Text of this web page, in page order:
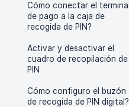
Cómo conectar el terminal
de pago a la caja de
recogida de PIN?
Activar y desactivar el
cuadro de recopilación de
PIN
Cómo configuro el buzón
de recogida de PIN digital?